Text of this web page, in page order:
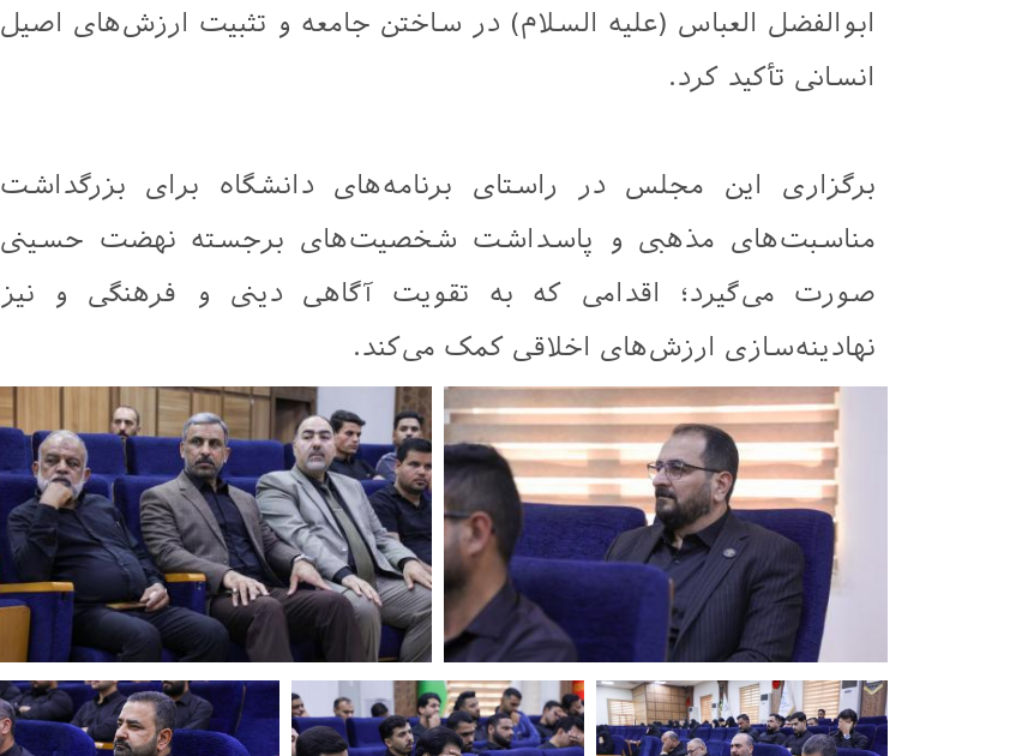
ابوالفضل العباس (علیه السلام) در ساختن جامعه و تثبیت ارزش‌های اصیل
انسانی تأکید کرد.
برگزاری این مجلس در راستای برنامه‌های دانشگاه برای بزرگداشت
مناسبت‌های مذهبی و پاسداشت شخصیت‌های برجسته نهضت حسینی
صورت می‌گیرد؛ اقدامی که به تقویت آگاهی دینی و فرهنگی و نیز
نهادینه‌سازی ارزش‌های اخلاقی کمک می‌کند.